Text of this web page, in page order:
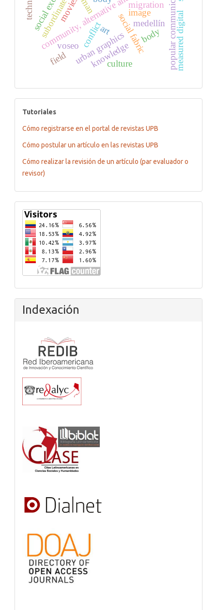
social fabric
conflict
image
body
art
movies
urban graphics popular communication
subordinate migration
medellín
knowledge
voseo
culture
measured digital
field
tutoriales
Tutoriales
Cómo registrarse en el portal de revistas UPB
Cómo postular un artículo en las revistas UPB
Cómo realizar la revisión de un artículo (par evaluador o
revisor)
Flagcounter
Indexación